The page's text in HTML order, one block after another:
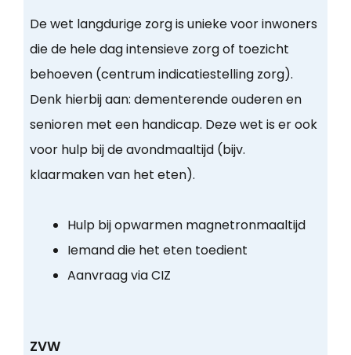
De wet langdurige zorg is unieke voor inwoners
die de hele dag intensieve zorg of toezicht
behoeven (centrum indicatiestelling zorg).
Denk hierbij aan: dementerende ouderen en
senioren met een handicap. Deze wet is er ook
voor hulp bij de avondmaaltijd (bijv.
klaarmaken van het eten).
Hulp bij opwarmen magnetronmaaltijd
Iemand die het eten toedient
Aanvraag via CIZ
ZVW